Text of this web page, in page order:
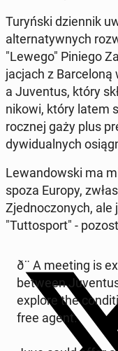
Tu­ryńs­ki dzi­en­nik
al­ter­naty­wnych
"Lewego" Piniego
jac­jach z Barceloną
a Ju­ven­tus, który
nikowi, który latem
rocznej gaży plus
dy­wid­u­al­nych
Lewandows­ki ma
spoza Europy,
Zjed­noc­zonych, ale
"Tut­tosport" -
ð¨ A meeting is
between
explore the
free agent.